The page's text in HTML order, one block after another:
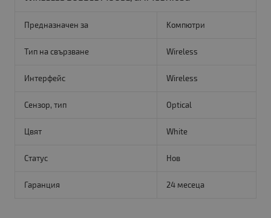
Предназначен за Kомпютри
Тип на свързване Wireless
Интерфейс Wireless
Сензор, тип Optical
Цвят White
Статус Нов
Гаранция 24 месеца